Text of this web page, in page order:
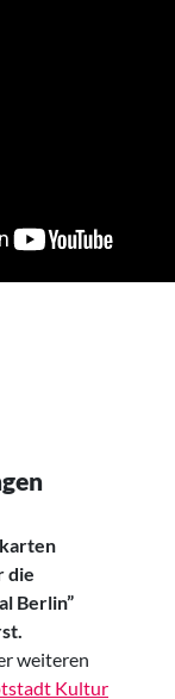
die
Berlin”
weiteren
Kultur